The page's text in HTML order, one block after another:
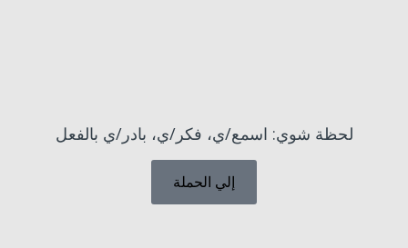
لحظة شوي: اسمع/ي، فكر/ي، بادر/ي بالفعل
إلي الحملة